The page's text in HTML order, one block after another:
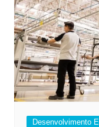
Desenvolvimento